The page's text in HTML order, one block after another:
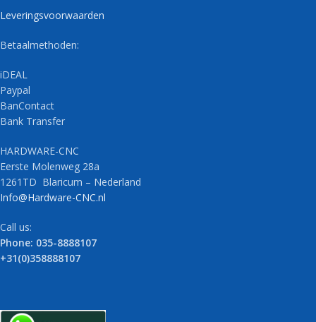
Leveringsvoorwaarden
Betaalmethoden:
iDEAL
Paypal
BanContact
Bank Transfer
HARDWARE-CNC
Eerste Molenweg 28a
1261TD Blaricum – Nederland
Info@Hardware-CNC.nl
Call us:
Phone: 035-8888107
+31(0)358888107